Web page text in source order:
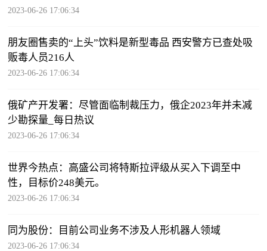
2023-06-26 17:06:34
朋友圈售卖的“上头”饮料是新型毒品 西安警方已查处吸
贩毒人员216人
2023-06-26 17:06:34
俄矿产开发署：尽管面临制裁压力，俄企2023年并未减
少勘探量_每日热议
2023-06-26 17:06:34
世界今热点：高盛公司将特斯拉评级从买入下调至中
性，目标价248美元。
2023-06-26 17:06:34
同为股份：目前公司业务不涉及人形机器人领域
2023-06-26 17:06:34